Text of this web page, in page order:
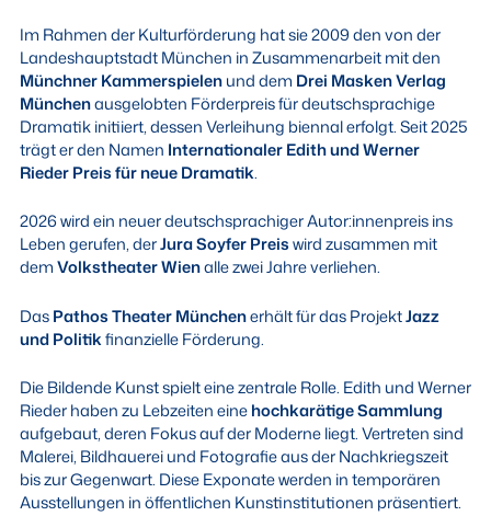
Im Rahmen der Kulturförderung hat sie 2009 den von der
Landeshauptstadt München in Zusammenarbeit mit den
Münchner Kammerspielenund dem Drei Masken Verlag
Münchenausgelobten Förderpreis für deutschsprachige
Dramatik initiiert, dessen Verleihung biennal erfolgt. Seit 2025
trägt er den Namen Internationaler Edith und Werner
Rieder Preis für neue Dramatik.
2026 wird ein neuer deutschsprachiger Autor:innenpreis ins
Leben gerufen, derJura Soyfer Preiswird zusammen mit
demVolkstheater Wienalle zwei Jahre verliehen.
DasPathos Theater Münchenerhält für das ProjektJazz
und Politikfinanzielle Förderung.
Die Bildende Kunst spielt eine zentrale Rolle. Edith und Werner
Rieder haben zu Lebzeiten einehochkarätige Sammlung
aufgebaut, deren Fokus auf der Moderne liegt. Vertreten sind
Malerei, Bildhauerei und Fotografie aus der Nachkriegszeit
bis zur Gegenwart. Diese Exponate werden in temporären
Ausstellungen in öffentlichen Kunstinstitutionen präsentiert.